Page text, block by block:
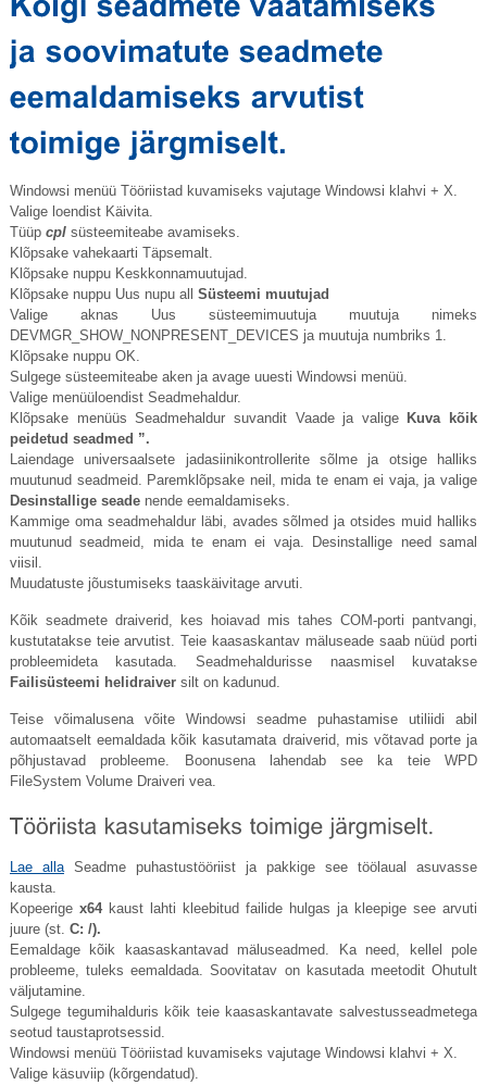
Windowsi menüü Tööriistad kuvamiseks vajutage Windowsi klahvi + X.
Valige loendist Käivita.
Tüüp cpl süsteemiteabe avamiseks.
Klõpsake vahekaarti Täpsemalt.
Klõpsake nuppu Keskkonnamuutujad.
Klõpsake nuppu Uus nupu all Süsteemi muutujad
Valige aknas Uus süsteemimuutuja muutuja nimeks
DEVMGR_SHOW_NONPRESENT_DEVICES ja muutuja numbriks 1.
Klõpsake nuppu OK.
Sulgege süsteemiteabe aken ja avage uuesti Windowsi menüü.
Valige menüüloendist Seadmehaldur.
Klõpsake menüüs Seadmehaldur suvandit Vaade ja valige Kuva kõik
peidetud seadmed ”.
Laiendage universaalsete jadasiinikontrollerite sõlme ja otsige halliks
muutunud seadmeid. Paremklõpsake neil, mida te enam ei vaja, ja valige
Desinstallige seadenende eemaldamiseks.
Kammige oma seadmehaldur läbi, avades sõlmed ja otsides muid halliks
muutunud seadmeid, mida te enam ei vaja. Desinstallige need samal
viisil.
Muudatuste jõustumiseks taaskäivitage arvuti.
Kõik seadmete draiverid, kes hoiavad mis tahes COM-porti pantvangi,
kustutatakse teie arvutist. Teie kaasaskantav mäluseade saab nüüd porti
probleemideta kasutada. Seadmehaldurisse naasmisel kuvatakse
Failisüsteemi helidraiversilt on kadunud.
Teise võimalusena võite Windowsi seadme puhastamise utiliidi abil
automaatselt eemaldada kõik kasutamata draiverid, mis võtavad porte ja
põhjustavad probleeme. Boonusena lahendab see ka teie WPD
FileSystem Volume Draiveri vea.
Lae allaSeadme puhastustööriist ja pakkige see töölaual asuvasse
kausta.
Kopeerige x64kaust lahti kleebitud failide hulgas ja kleepige see arvuti
juure (st. C: /).
Eemaldage kõik kaasaskantavad mäluseadmed. Ka need, kellel pole
probleeme, tuleks eemaldada. Soovitatav on kasutada meetodit Ohutult
väljutamine.
Sulgege tegumihalduris kõik teie kaasaskantavate salvestusseadmetega
seotud taustaprotsessid.
Windowsi menüü Tööriistad kuvamiseks vajutage Windowsi klahvi + X.
Valige käsuviip (kõrgendatud).